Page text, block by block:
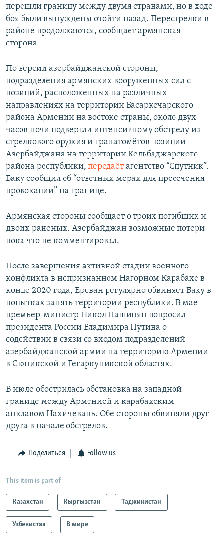
перешли границу между двумя странами, но в ходе
боя были вынуждены отойти назад. Перестрелки в
районе продолжаются, сообщает армянская
сторона.
По версии азербайджанской стороны,
подразделения армянских вооруженных сил с
позиций, расположенных на различных
направлениях на территории Басаркечарского
района Армении на востоке страны, около двух
часов ночи подвергли интенсивному обстрелу из
стрелкового оружия и гранатомётов позиции
Азербайджана на территории Кельбаджарского
района республики, передаётагентство “Спутник”.
Баку сообщил об “ответных мерах для пресечения
провокации” на границе.
Армянская стороны сообщает о троих погибших и
двоих раненых. Азербайджан возможные потери
пока что не комментировал.
После завершения активной стадии военного
конфликта в непризнанном Нагорном Карабахе в
конце 2020 года, Ереван регулярно обвиняет Баку в
попытках занять территории республики. В мае
премьер-министр Никол Пашинян попросил
президента России Владимира Путина о
содействии в связи со входом подразделений
азербайджанской армии на территорию Армении
в Сюникской и Гегаркуникской областях.
В июле обострилась обстановка на западной
границе между Арменией и карабахским
анклавом Нахичевань. Обе стороны обвиняли друг
друга в начале обстрелов.
Поделиться Follow us
This item is part of
Казахстан Кыргызстан Таджикистан
Узбекистан В мире